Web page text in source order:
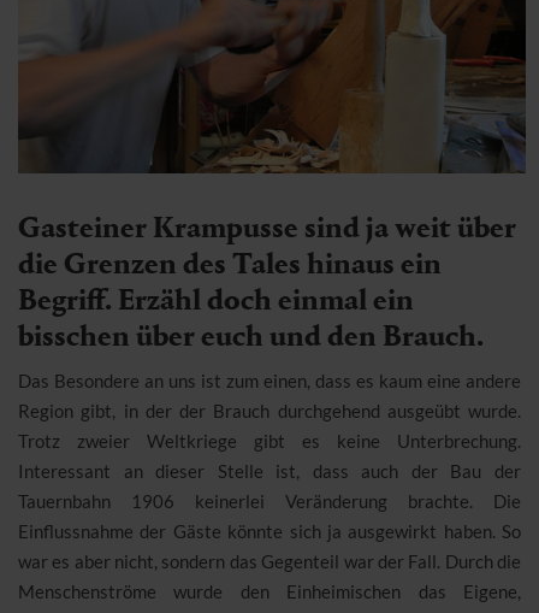
Gasteiner Krampusse sind ja weit über
die Grenzen des Tales hinaus ein
Begriff. Erzähl doch einmal ein
bisschen über euch und den Brauch.
Das Besondere an uns ist zum einen, dass es kaum eine andere
Region gibt, in der der Brauch durchgehend ausgeübt wurde.
Trotz zweier Weltkriege gibt es keine Unterbrechung.
Interessant an dieser Stelle ist, dass auch der Bau der
Tauernbahn 1906 keinerlei Veränderung brachte. Die
Einflussnahme der Gäste könnte sich ja ausgewirkt haben. So
war es aber nicht, sondern das Gegenteil war der Fall. Durch die
Menschenströme wurde den Einheimischen das Eigene,